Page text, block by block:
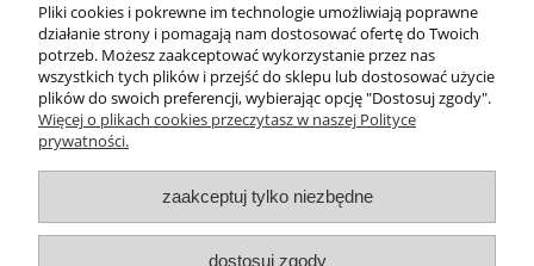
Pomoc
Moje konto
Informacje
O nas
Pliki cookies i pokrewne im technologie umożliwiają poprawne
działanie strony i pomagają nam dostosować ofertę do Twoich
potrzeb. Możesz zaakceptować wykorzystanie przez nas
wszystkich tych plików i przejść do sklepu lub dostosować użycie
plików do swoich preferencji, wybierając opcję "Dostosuj zgody".
Więcej o plikach cookies przeczytasz w naszej Polityce
prywatności.
zaakceptuj tylko niezbędne
dostosuj zgody